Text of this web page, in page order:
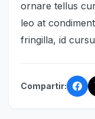
ornare tellus
leo at
fringilla, id
Compartir: